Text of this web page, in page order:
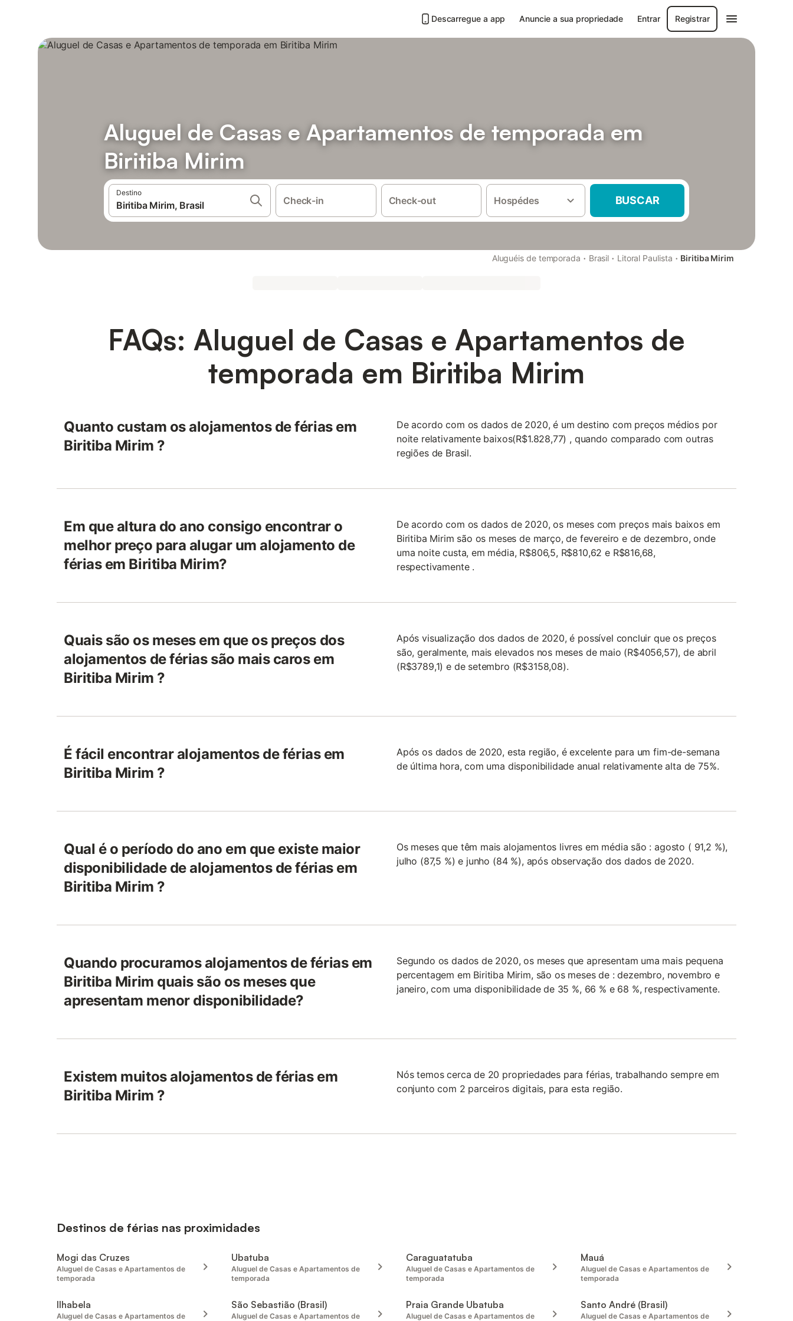
Descarregue a app Anuncie a sua propriedade Entrar Registrar
Aluguel de Casas e Apartamentos de temporada em
Biritiba Mirim
Destino
Check-in Check-out Hospédes BUSCAR
Aluguéis de temporada · Brasil · Litoral Paulista · Biritiba Mirim
FAQs: Aluguel de Casas e Apartamentos de
temporada em Biritiba Mirim
Quanto custam os alojamentos de férias em
Biritiba Mirim ?
De acordo com os dados de 2020, é um destino com preços médios por
noite relativamente baixos(R$1.828,77) , quando comparado com outras
regiões de Brasil.
Em que altura do ano consigo encontrar o
melhor preço para alugar um alojamento de
férias em Biritiba Mirim?
De acordo com os dados de 2020, os meses com preços mais baixos em
Biritiba Mirim são os meses de março, de fevereiro e de dezembro, onde
uma noite custa, em média, R$806,5, R$810,62 e R$816,68,
respectivamente .
Quais são os meses em que os preços dos
alojamentos de férias são mais caros em
Biritiba Mirim ?
Após visualização dos dados de 2020, é possível concluir que os preços
são, geralmente, mais elevados nos meses de maio (R$4056,57), de abril
(R$3789,1) e de setembro (R$3158,08).
É fácil encontrar alojamentos de férias em
Biritiba Mirim ?
Após os dados de 2020, esta região, é excelente para um fim-de-semana
de última hora, com uma disponibilidade anual relativamente alta de 75%.
Qual é o período do ano em que existe maior
disponibilidade de alojamentos de férias em
Biritiba Mirim ?
Os meses que têm mais alojamentos livres em média são : agosto ( 91,2 %),
julho (87,5 %) e junho (84 %), após observação dos dados de 2020.
Quando procuramos alojamentos de férias em
Biritiba Mirim quais são os meses que
apresentam menor disponibilidade?
Segundo os dados de 2020, os meses que apresentam uma mais pequena
percentagem em Biritiba Mirim, são os meses de : dezembro, novembro e
janeiro, com uma disponibilidade de 35 %, 66 % e 68 %, respectivamente.
Existem muitos alojamentos de férias em
Biritiba Mirim ?
Nós temos cerca de 20 propriedades para férias, trabalhando sempre em
conjunto com 2 parceiros digitais, para esta região.
Destinos de férias nas proximidades
Mogi das Cruzes
Aluguel de Casas e Apartamentos de
temporada
Ubatuba
Aluguel de Casas e Apartamentos de
temporada
Caraguatatuba
Aluguel de Casas e Apartamentos de
temporada
Mauá
Aluguel de Casas e Apartamentos de
temporada
Ilhabela
Aluguel de Casas e Apartamentos de
São Sebastião (Brasil)
Aluguel de Casas e Apartamentos de
Praia Grande Ubatuba
Aluguel de Casas e Apartamentos de
Santo André (Brasil)
Aluguel de Casas e Apartamentos de